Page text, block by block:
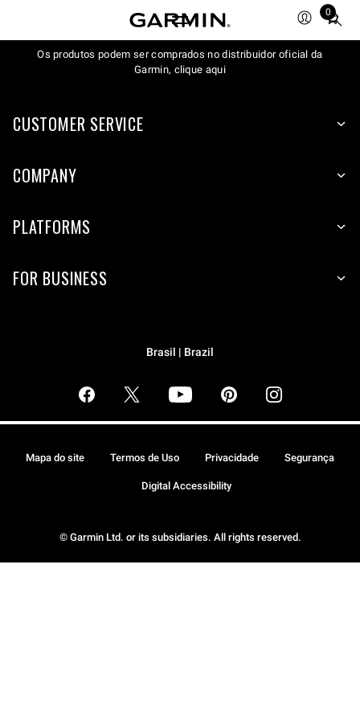
0
Total
items
in
Os produtos podem ser comprados no distribuidor oficial da
Garmin, clique aqui
CUSTOMER SERVICE
COMPANY
PLATFORMS
FOR BUSINESS
Brasil | Brazil
© Garmin Ltd. or its subsidiaries. All rights reserved.
Mapa do site Termos de Uso Privacidade Segurança
Digital Accessibility